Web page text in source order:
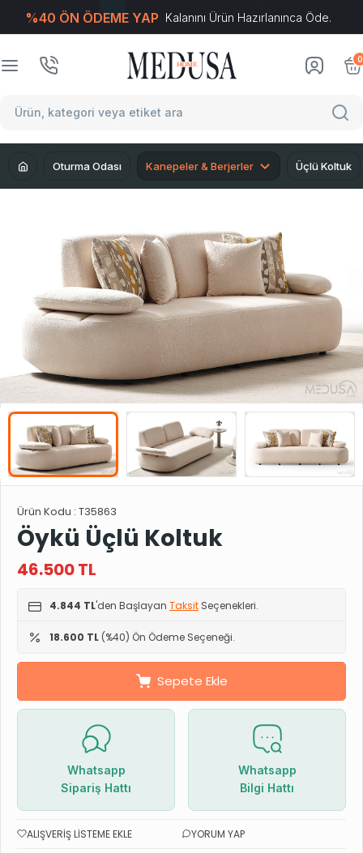
%40 ÖN ÖDEME YAP Kalanını Ürün Hazırlanınca Öde.
0
Oturma Odası Kanepeler & Berjerler Üçlü Koltuk
Ürün Kodu : T35863
Öykü Üçlü Koltuk
46.500TL
4.844 TL'den Başlayan Taksit Seçenekleri.
18.600 TL (%40) Ön Ödeme Seçeneği.
Sepete Ekle
Whatsapp
Sipariş Hattı
Whatsapp
Bilgi Hattı
ALIŞVERIŞ LISTEME EKLE
YORUM YAP
T-Soft E-Ticaret Sistemleriyle Hazırlanmıştır.